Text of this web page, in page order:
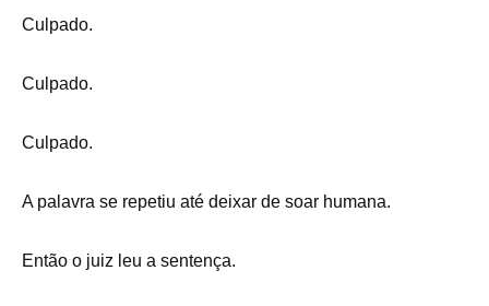
Culpado.
Culpado.
Culpado.
A palavra se repetiu até deixar de soar humana.
Então o juiz leu a sentença.